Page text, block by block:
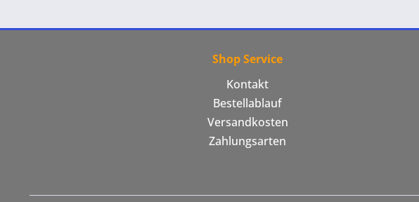
Shop Service
Kontakt
Bestellablauf
Versandkosten
Zahlungsarten